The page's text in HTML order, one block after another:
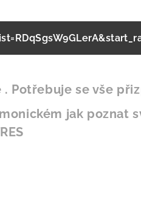
Potřebuje se vše
jak poznat